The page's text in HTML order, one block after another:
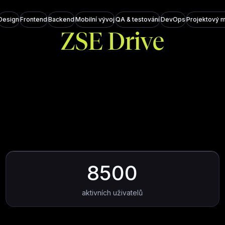
FrontendBackendMobilní vývojQA & testováníDevOpsProjektový
ZSE Drive
8500
aktivních uživatelů